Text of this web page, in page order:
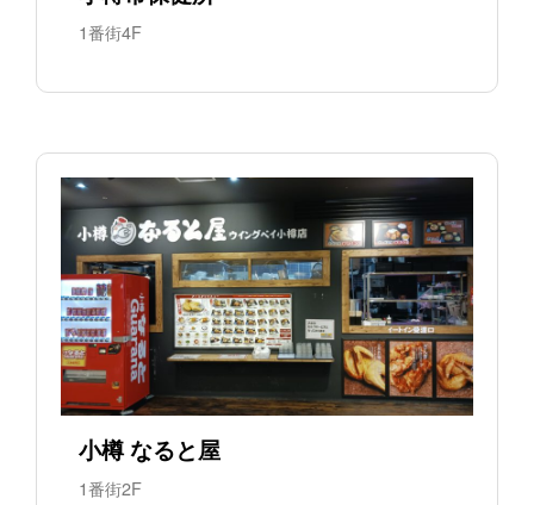
1番街4F
小樽 なると屋
1番街2F